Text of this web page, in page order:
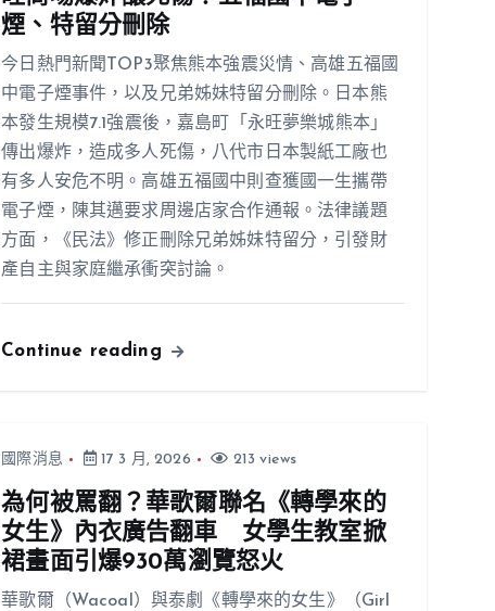
煙、特留分刪除
今日熱門新聞TOP3聚焦熊本強震災情、高雄五福國
中電子煙事件，以及兄弟姊妹特留分刪除。日本熊
本發生規模7.1強震後，嘉島町「永旺夢樂城熊本」
傳出爆炸，造成多人死傷，八代市日本製紙工廠也
有多人安危不明。高雄五福國中則查獲國一生攜帶
電子煙，陳其邁要求周邊店家合作通報。法律議題
方面，《民法》修正刪除兄弟姊妹特留分，引發財
產自主與家庭繼承衝突討論。
Continue reading
國際消息 17 3 月, 2026 213 views
為何被罵翻？華歌爾聯名《轉學來的
女生》內衣廣告翻車 女學生教室掀
裙畫面引爆930萬瀏覽怒火
華歌爾（Wacoal）與泰劇《轉學來的女生》（Girl